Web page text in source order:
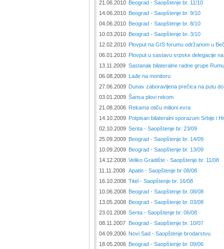
21.06.2010 Beograd - Saopštenje br. 11/10
14.06.2010 Beograd - Saopštenje br. 9/10
04.06.2010 Beograd - Saopštenje br. 8/10
10.03.2010 Beograd - Saopštenje br. 3/10
12.02.2010 Plovput na GIS forumu održanom u
06.01.2010 Plovput u sastavu srpske delegacije
13.11.2009 Sastanak bilateralne radne grupe
06.08.2009 Lađe na monitoru
27.06.2009 Dunav zaboravljena prečica na putu
03.01.2009 Šansa plovi rekom
21.08.2006 Rekama otiču milioni evra
14.10.2009 Potpisan bilateralni sporazum Srbije i
02.10.2009 Senta - Saopštenje br. 23/09
25.09.2009 Beograd - Saopštenje br. 14/09
10.09.2009 Beograd - Saopštenje br. 13/09
14.12.2008 Veliko Gradište - Saopštenje br. 11/08
11.11.2008 Apatin - Saopštenje br 08/08
16.10.2008 Titel - Saopštenje br. 16/08
10.06.2008 Beograd - Saopštenje br. 08/08
13.05.2008 Beograd - Saopštenje br. 03/08
23.01.2008 Senta - Saopštenje br. 06/08
08.11.2007 Beograd - Saopštenje br. 10/07
04.09.2006 Novi Sad - Saopštenje brodarstvu
18.05.2006 Beograd - Saopštenje br. 09/06